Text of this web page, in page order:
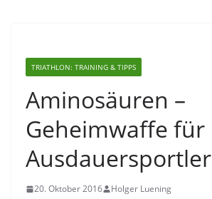
TRIATHLON: TRAINING & TIPPS
Aminosäuren –
Geheimwaffe für
Ausdauersportler
20. Oktober 2016 Holger Luening